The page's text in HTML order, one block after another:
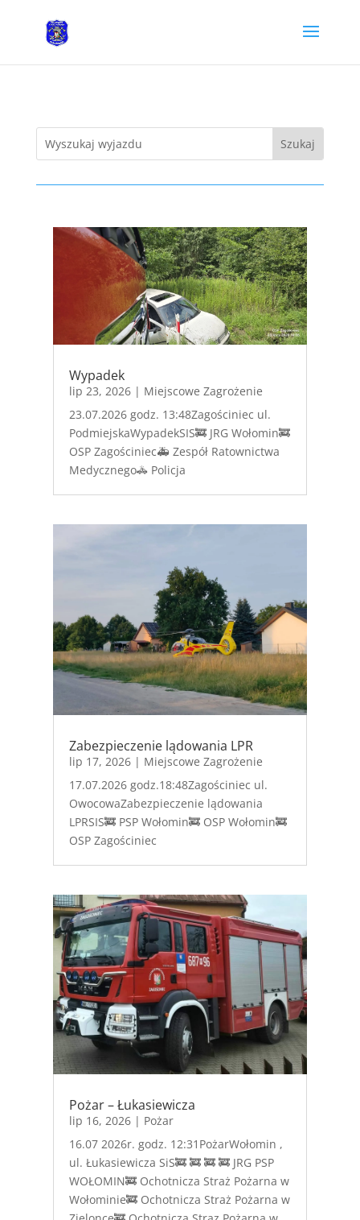
Wypadek
lip 23, 2026 | Miejscowe Zagrożenie
23.07.2026 godz. 13:48Zagościniec ul.
PodmiejskaWypadekSIS🚒 JRG Wołomin🚒
OSP Zagościniec🚑 Zespół Ratownictwa
Medycznego🚓 Policja
Zabezpieczenie lądowania LPR
lip 17, 2026 | Miejscowe Zagrożenie
17.07.2026 godz.18:48Zagościniec ul.
OwocowaZabezpieczenie lądowania
LPRSIS🚒 PSP Wołomin🚒 OSP Wołomin🚒
OSP Zagościniec
Pożar – Łukasiewicza
lip 16, 2026 | Pożar
16.07 2026r. godz. 12:31PożarWołomin ,
ul. Łukasiewicza SiS🚒 🚒 🚒 🚒 JRG PSP
WOŁOMIN🚒 Ochotnicza Straż Pożarna w
Wołominie🚒 Ochotnicza Straż Pożarna w